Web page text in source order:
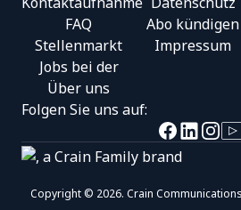
FAQ
Stellenmarkt
Jobs bei der
Über uns
Abo kündigen
Impressum
Folgen Sie uns auf:
Return to homepage
Copyright © 2026. Crain